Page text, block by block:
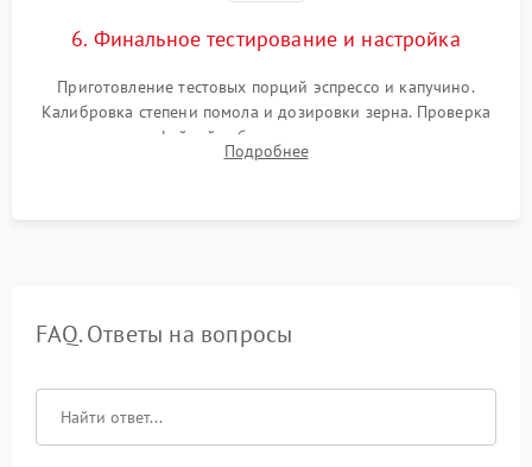
6. Финальное тестирование и настройка
Приготовление тестовых порций эспрессо и капучино.
Калибровка степени помола и дозировки зерна. Проверка
плотности кофейной таблетки, температуры напитка и
качества молочной пены. Контроль отсутствия посторонних
Подробнее
FAQ. Ответы на вопросы